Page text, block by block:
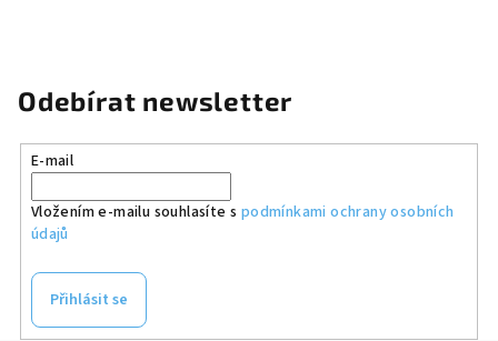
Odebírat newsletter
E-mail
Vložením e-mailu souhlasíte s podmínkami ochrany osobních
údajů
Přihlásit se